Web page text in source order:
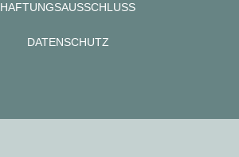
HAFTUNGSAUSSCHLUSS
DATENSCHUTZ